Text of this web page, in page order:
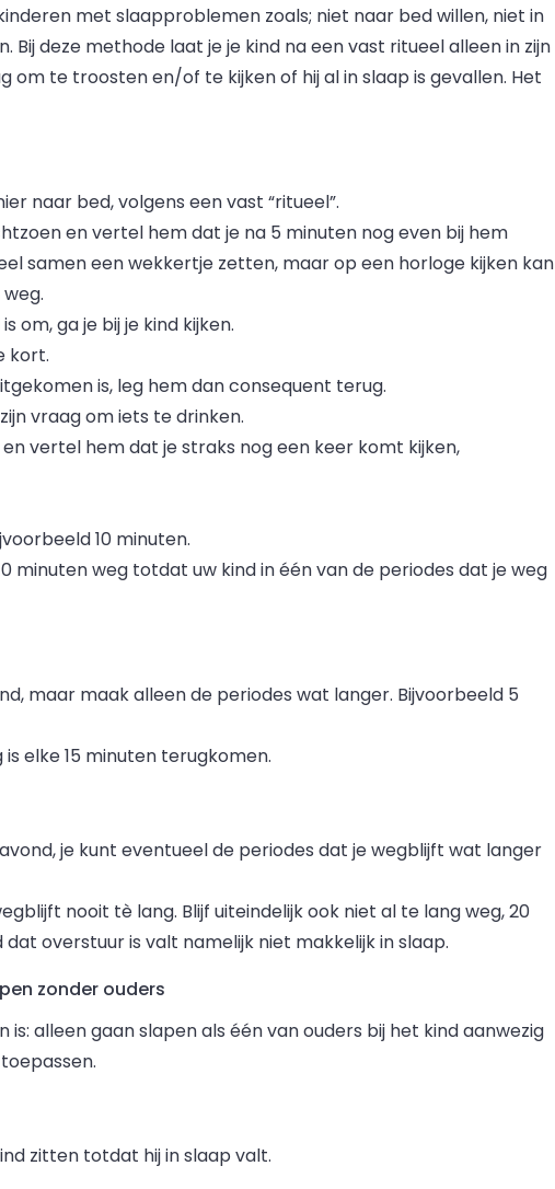
met slaapproblemen zoals; niet naar bed willen, niet in
Bij deze methode laat je je kind na een vast ritueel alleen in zijn
om te troosten en/of te kijken of hij al in slaap is gevallen. Het
naar bed, volgens een vast “ritueel”.
en vertel hem dat je na 5 minuten nog even bij hem
samen een wekkertje zetten, maar op een horloge kijken kan
om, ga je bij je kind kijken.
kort.
is, leg hem dan consequent terug.
vraag om iets te drinken.
vertel hem dat je straks nog een keer komt kijken,
10 minuten.
minuten weg totdat uw kind in één van de periodes dat je weg
maar maak alleen de periodes wat langer. Bijvoorbeeld 5
elke 15 minuten terugkomen.
je kunt eventueel de periodes dat je wegblijft wat langer
nooit tè lang. Blijf uiteindelijk ook niet al te lang weg, 20
dat overstuur is valt namelijk niet makkelijk in slaap.
zonder ouders
alleen gaan slapen als één van ouders bij het kind aanwezig
zitten totdat hij in slaap valt.